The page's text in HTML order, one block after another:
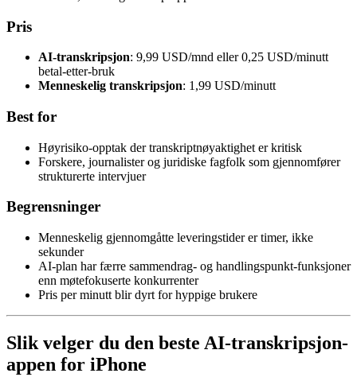
Pris
AI-transkripsjon: 9,99 USD/mnd eller 0,25 USD/minutt
betal-etter-bruk
Menneskelig transkripsjon: 1,99 USD/minutt
Best for
Høyrisiko-opptak der transkriptnøyaktighet er kritisk
Forskere, journalister og juridiske fagfolk som gjennomfører
strukturerte intervjuer
Begrensninger
Menneskelig gjennomgåtte leveringstider er timer, ikke
sekunder
AI-plan har færre sammendrag- og handlingspunkt-funksjoner
enn møtefokuserte konkurrenter
Pris per minutt blir dyrt for hyppige brukere
Slik velger du den beste AI-transkripsjon-
appen for iPhone